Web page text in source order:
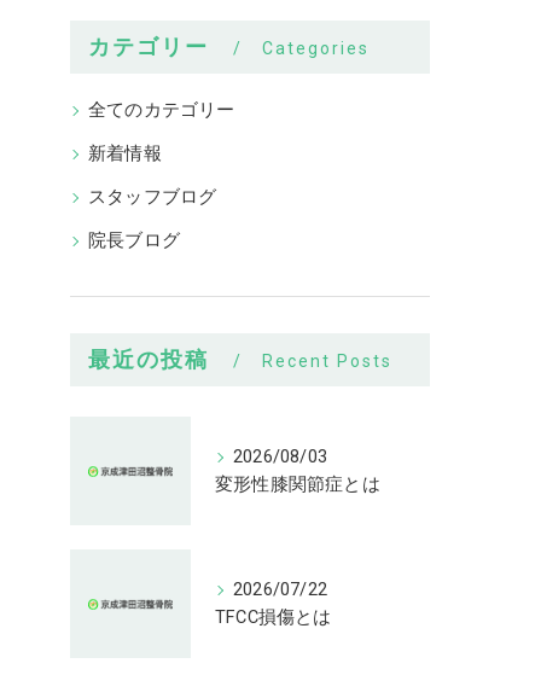
カテゴリー Categories
全てのカテゴリー
新着情報
スタッフブログ
院長ブログ
最近の投稿 Recent Posts
2026/08/03
変形性膝関節症とは
2026/07/22
TFCC損傷とは